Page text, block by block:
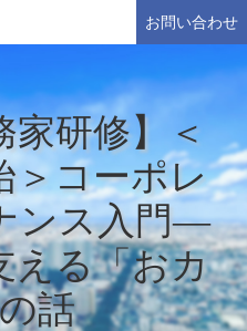
お問い合わせ
家研修】＜
＞コーポレ
ンス入門―
える「おカ
話